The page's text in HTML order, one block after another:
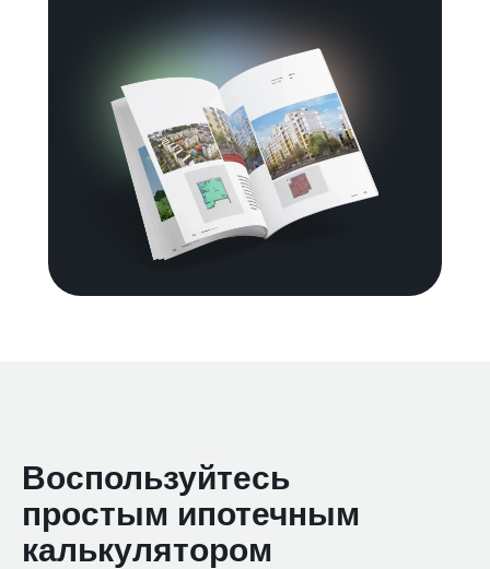
Воспользуйтесь
простым ипотечным
калькулятором